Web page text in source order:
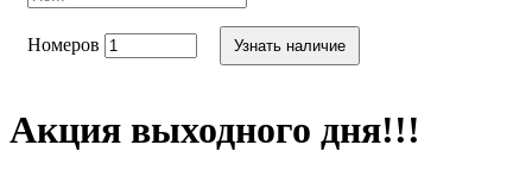
Номеров Узнать наличие
Акция выходного дня!!!